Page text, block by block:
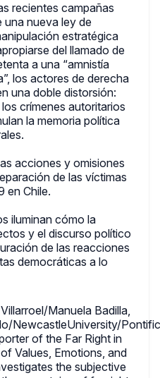
recientes campañas
una nueva ley de
estratégica
del llamado de
a una “amnistía
los actores de derecha
una doble distorsión:
crímenes autoritarios
la memoria política
acciones y omisiones
de las víctimas
en Chile.
iluminan cómo la
y el discurso político
de las reacciones
democráticas a lo
Manuela Badilla,
NewcastleUniversity/
of the Far Right in
Values, Emotions, and
the subjective